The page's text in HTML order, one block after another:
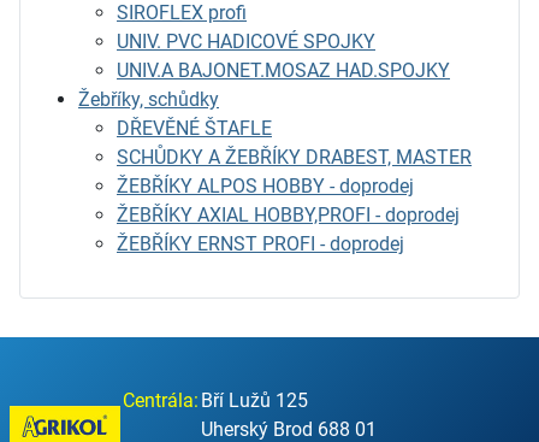
SIROFLEX profi
UNIV. PVC HADICOVÉ SPOJKY
UNIV.A BAJONET.MOSAZ HAD.SPOJKY
Žebříky, schůdky
DŘEVĚNÉ ŠTAFLE
SCHŮDKY A ŽEBŘÍKY DRABEST, MASTER
ŽEBŘÍKY ALPOS HOBBY - doprodej
ŽEBŘÍKY AXIAL HOBBY,PROFI - doprodej
ŽEBŘÍKY ERNST PROFI - doprodej
Centrála: Bří Lužů 125
Uherský Brod 688 01